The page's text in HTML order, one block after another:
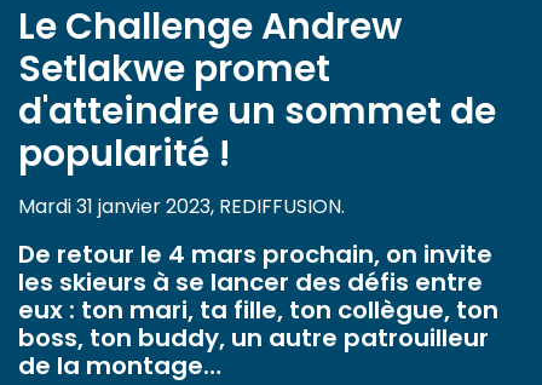
Le Challenge Andrew
Setlakwe promet
d'atteindre un sommet de
popularité !
Mardi 31 janvier 2023, REDIFFUSION.
De retour le 4 mars prochain, on invite
les skieurs à se lancer des défis entre
eux : ton mari, ta fille, ton collègue, ton
boss, ton buddy, un autre patrouilleur
de la montage…